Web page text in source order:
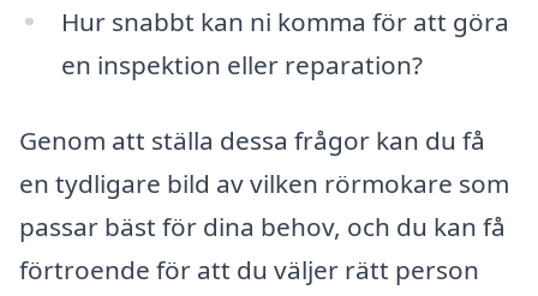
Hur snabbt kan ni komma för att göra
en inspektion eller reparation?
Genom att ställa dessa frågor kan du få
en tydligare bild av vilken rörmokare som
passar bäst för dina behov, och du kan få
förtroende för att du väljer rätt person